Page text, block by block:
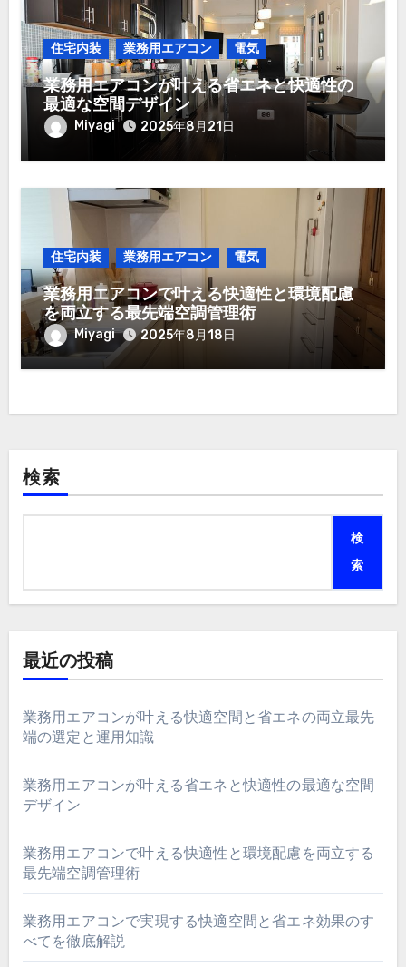
住宅内装 業務用エアコン 電気
業務用エアコンが叶える省エネと快適性の
最適な空間デザイン
Miyagi 2025年8月21日
住宅内装 業務用エアコン 電気
業務用エアコンで叶える快適性と環境配慮
を両立する最先端空調管理術
Miyagi 2025年8月18日
検索
検
索
最近の投稿
業務用エアコンが叶える快適空間と省エネの両立最先
端の選定と運用知識
業務用エアコンが叶える省エネと快適性の最適な空間
デザイン
業務用エアコンで叶える快適性と環境配慮を両立する
最先端空調管理術
業務用エアコンで実現する快適空間と省エネ効果のす
べてを徹底解説